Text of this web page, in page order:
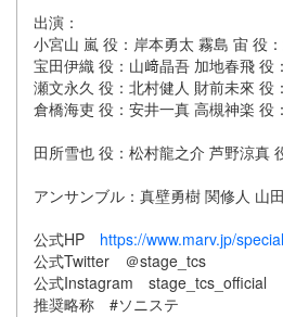
出演：
小宮山 嵐 役：岸本勇太 霧島 宙 役
宝田伊織 役：山﨑晶吾 加地春飛 役
瀬文永久 役：北村健人 財前未來 役
倉橋海吏 役：安井一真 高槻神楽 役
田所雪也 役：松村龍之介 芦野涼真
アンサンブル：真壁勇樹 関修人 山
公式HP https://www.marv.jp/
公式Twitter ＠stage_tcs
公式Instagram stage_tcs_official
推奨略称 #ソニステ